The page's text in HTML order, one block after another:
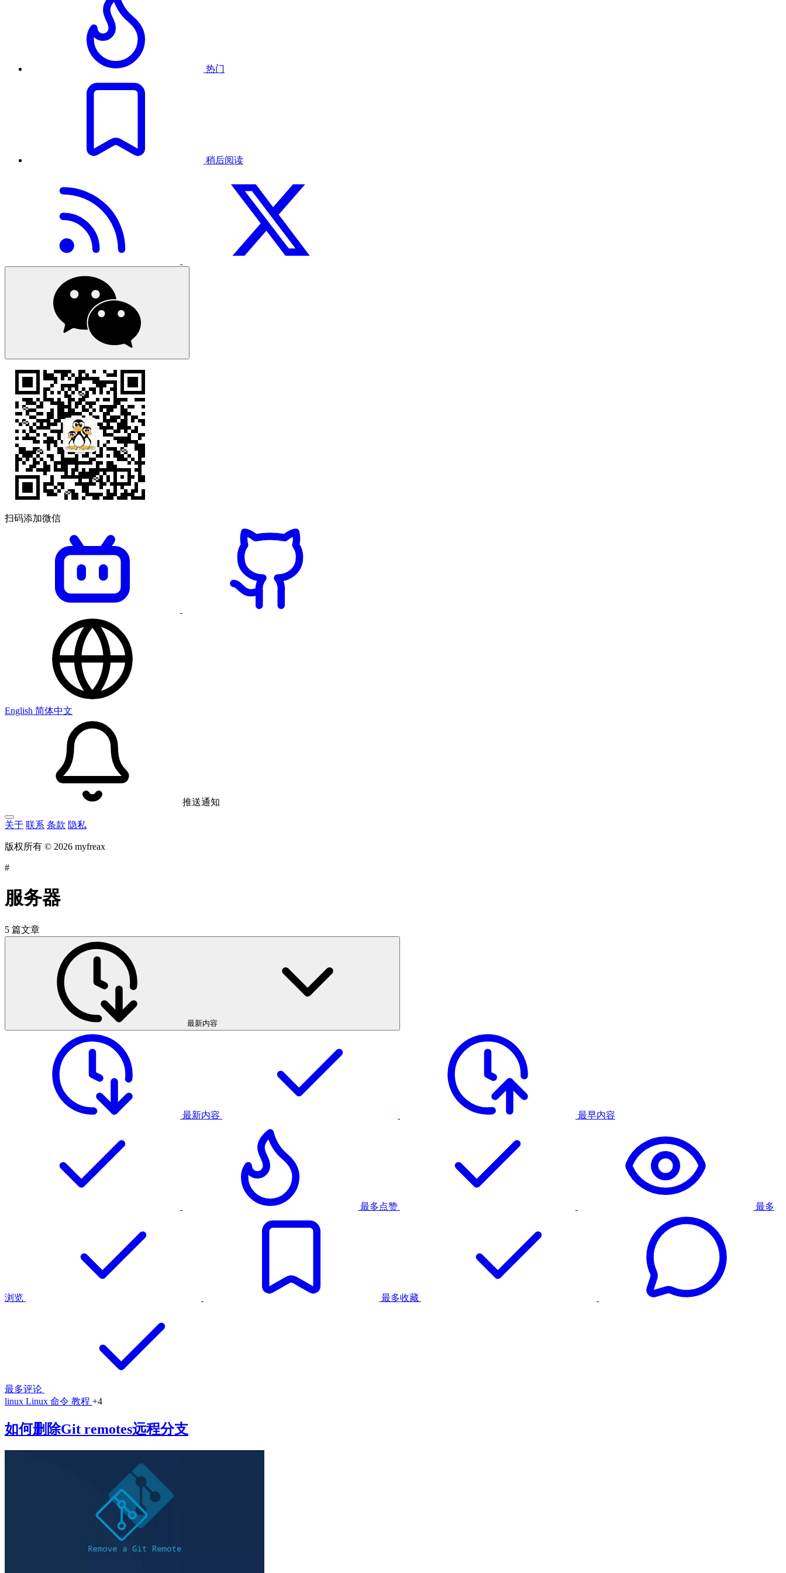
热门
稍后阅读
扫码添加微信
English 简体中文
推送通知
关于 联系 条款 隐私
版权所有 © 2026 myfreax
#
服务器
5 篇文章
最新内容
最新内容 最早内容
最多点赞 最多
浏览 最多收藏
最多评论
linux Linux 命令 教程 +4
如何删除Git remotes远程分支